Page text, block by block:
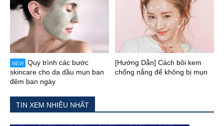
NEW
Quy trình các bước
skincare cho da dầu mụn ban
đêm ban ngày
[Hướng Dẫn] Cách bôi kem
chống nắng để không bị mụn
TIN XEM NHIỀU NHẤT